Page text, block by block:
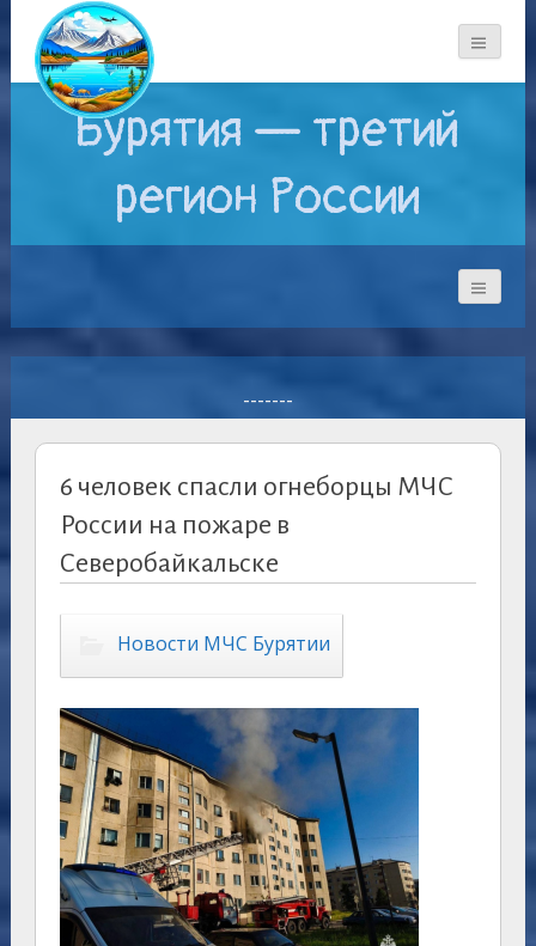
Бурятия — третий
регион России
-------
6 человек спасли огнеборцы МЧС
России на пожаре в
Северобайкальске
Новости МЧС Бурятии